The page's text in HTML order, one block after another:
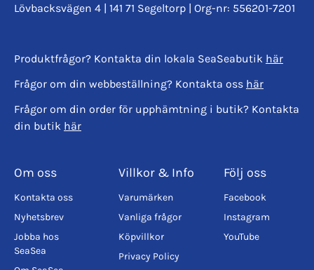
Lövbacksvägen 4 | 141 71 Segeltorp | Org-nr: 556201-7201
Produktfrågor? Kontakta din lokala SeaSeabutik här
Frågor om din webbeställning? Kontakta oss här
Frågor om din order för upphämtning i butik? Kontakta
din butik här
Om oss
Kontakta oss
Nyhetsbrev
Jobba hos
SeaSea
Villkor & Info
Varumärken
Vanliga frågor
Köpvillkor
Privacy Policy
Följ oss
Facebook
Instagram
YouTube